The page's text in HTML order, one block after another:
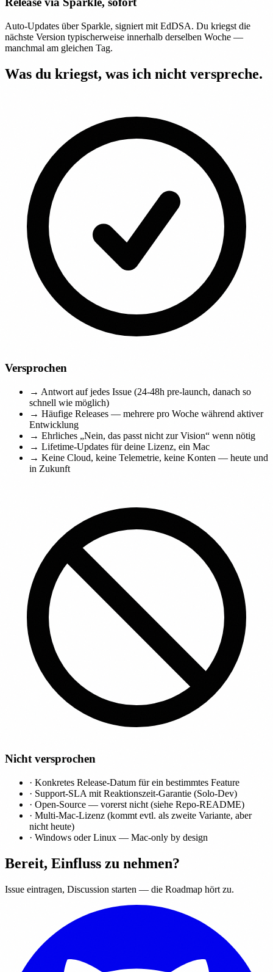
Auto-Updates über Sparkle, signiert mit EdDSA. Du kriegst die
nächste Version typischerweise innerhalb derselben Woche —
manchmal am gleichen Tag.
Was du kriegst, was ich nicht verspreche.
Versprochen
→ Antwort auf jedes Issue (24-48h pre-launch, danach so
schnell wie möglich)
→ Häufige Releases — mehrere pro Woche während aktiver
Entwicklung
→ Ehrliches „Nein, das passt nicht zur Vision“ wenn nötig
→ Lifetime-Updates für deine Lizenz, ein Mac
→ Keine Cloud, keine Telemetrie, keine Konten — heute und
in Zukunft
Nicht versprochen
· Konkretes Release-Datum für ein bestimmtes Feature
· Support-SLA mit Reaktionszeit-Garantie (Solo-Dev)
· Open-Source — vorerst nicht (siehe Repo-README)
· Multi-Mac-Lizenz (kommt evtl. als zweite Variante, aber
nicht heute)
· Windows oder Linux — Mac-only by design
Bereit, Einfluss zu nehmen?
Issue eintragen, Discussion starten — die Roadmap hört zu.